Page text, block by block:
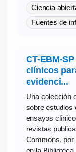
Ciencia
Fuentes de
CT-EBM-
clínicos
evidenci...
Una colección
sobre estudios
ensayos
revistas
Commons, por
en la